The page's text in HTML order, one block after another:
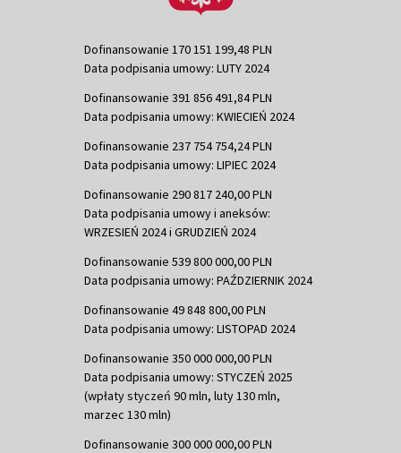
Dofinansowanie 170 151 199,48 PLN
Data podpisania umowy: LUTY 2024
Dofinansowanie 391 856 491,84 PLN
Data podpisania umowy: KWIECIEŃ 2024
Dofinansowanie 237 754 754,24 PLN
Data podpisania umowy: LIPIEC 2024
Dofinansowanie 290 817 240,00 PLN
Data podpisania umowy i aneksów:
WRZESIEŃ 2024 i GRUDZIEŃ 2024
Dofinansowanie 539 800 000,00 PLN
Data podpisania umowy: PAŹDZIERNIK 2024
Dofinansowanie 49 848 800,00 PLN
Data podpisania umowy: LISTOPAD 2024
Dofinansowanie 350 000 000,00 PLN
Data podpisania umowy: STYCZEŃ 2025
(wpłaty styczeń 90 mln, luty 130 mln,
marzec 130 mln)
Dofinansowanie 300 000 000,00 PLN